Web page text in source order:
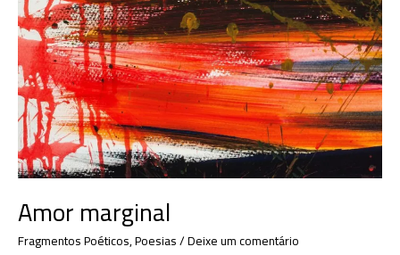
Amor marginal
Fragmentos Poéticos,Poesias/Deixe um comentário